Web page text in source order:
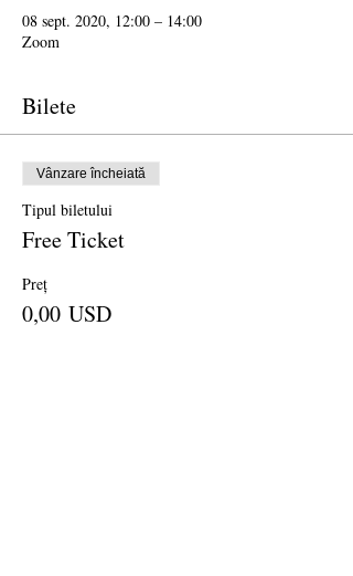
08 sept. 2020, 12:00 – 14:00
Zoom
Bilete
Vânzare încheiată
Tipul biletului
Free Ticket
Preț
0,00 USD